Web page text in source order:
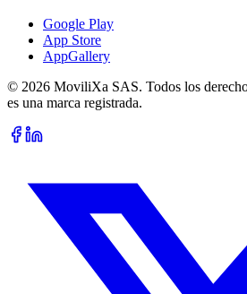
Google Play
App Store
AppGallery
© 2026 MoviliXa SAS. Todos los
es una marca registrada.